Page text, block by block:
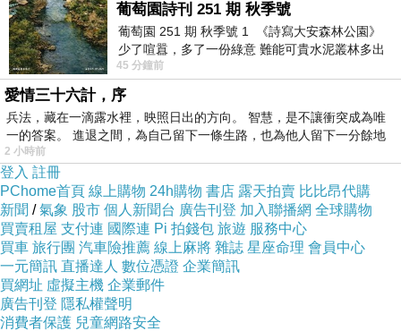
「基因改造人」弟弟，然而，他並未因此灰心，也許他可
能活不到三十歲，也許努力學習仍會碰頂而做不到，可是
他真的不是那微小的可能性嗎？不嘗試如何得知呢？
堅持著，追求著自己的夢想。而「身分提供者」
Jerome正是Vincent的對比，Jerome自豪的是自己完美的
基因賦予他的表現，但是Jerome仍然無法每次都嘗到成功
的滋味，所以Jerome脖子上的銀牌提醒著自己的失敗，
他放棄了 。
結局對這一切做了批判︰「兇手」其實是沒有暴
力基因的督察，Jerome「成功」的自殺了，
葡萄園詩刊 251 期 秋季號
葡萄園 251 期 秋季號 1 《詩寫大安森林公園》
少了喧囂，多了一份綠意 難能可貴水泥叢林多出
一
45 分鐘前
愛情三十六計，序
兵法，藏在一滴露水裡，映照日出的方向。 智慧，是不讓衝突成為唯
一的答案。 進退之間，為自己留下一條生路，也為他人留下一分餘地
2 小時前
登入 註冊
PChome首頁 線上購物 24h購物 書店 露天拍賣 比比昂代購
新聞 /氣象 股市 個人新聞台 廣告刊登 加入聯播網 全球購物
買賣租屋 支付連 國際連 Pi 拍錢包 旅遊 服務中心
買車 旅行團 汽車險推薦 線上麻將 雜誌 星座命理 會員中心
一元簡訊 直播達人 數位憑證 企業簡訊
買網址 虛擬主機 企業郵件
廣告刊登 隱私權聲明
消費者保護 兒童網路安全